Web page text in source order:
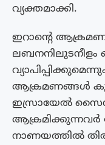
വ്യക്തമാക്കി.
ഇറാന്റെ
ആക്രമണങ്ങൾ
ഇസ്രായേൽ
നാണയത്തിൽ